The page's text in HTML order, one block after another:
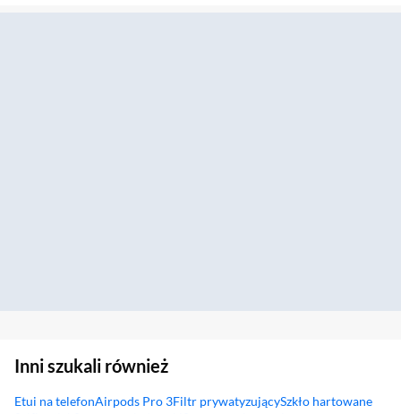
Inni szukali również
Etui na telefonAirpods Pro 3Filtr prywatyzującySzkło hartowane